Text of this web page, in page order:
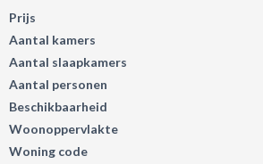
Prijs
Aantal kamers
Aantal slaapkamers
Aantal personen
Beschikbaarheid
Woonoppervlakte
Woning code